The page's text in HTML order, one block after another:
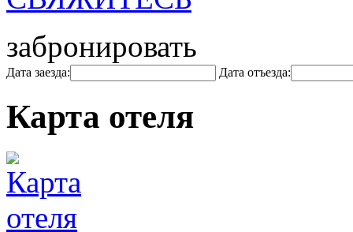
забронировать
Дата заезда: Дата отъезда:
Карта отеля